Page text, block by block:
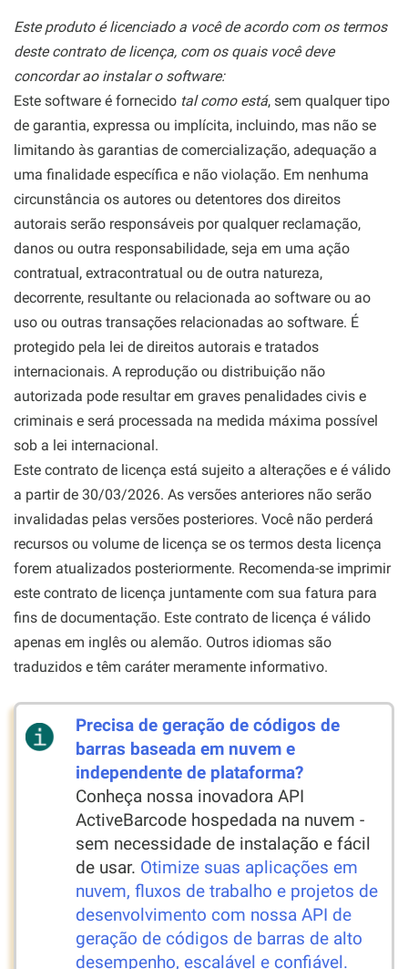
Este produto é licenciado a você de acordo com os termos
deste contrato de licença, com os quais você deve
concordar ao instalar o software:
Este software é fornecido tal como está, sem qualquer tipo
de garantia, expressa ou implícita, incluindo, mas não se
limitando às garantias de comercialização, adequação a
uma finalidade específica e não violação. Em nenhuma
circunstância os autores ou detentores dos direitos
autorais serão responsáveis por qualquer reclamação,
danos ou outra responsabilidade, seja em uma ação
contratual, extracontratual ou de outra natureza,
decorrente, resultante ou relacionada ao software ou ao
uso ou outras transações relacionadas ao software. É
protegido pela lei de direitos autorais e tratados
internacionais. A reprodução ou distribuição não
autorizada pode resultar em graves penalidades civis e
criminais e será processada na medida máxima possível
sob a lei internacional.
Este contrato de licença está sujeito a alterações e é válido
a partir de 30/03/2026. As versões anteriores não serão
invalidadas pelas versões posteriores. Você não perderá
recursos ou volume de licença se os termos desta licença
forem atualizados posteriormente. Recomenda-se imprimir
este contrato de licença juntamente com sua fatura para
fins de documentação. Este contrato de licença é válido
apenas em inglês ou alemão. Outros idiomas são
traduzidos e têm caráter meramente informativo.
Precisa de geração de códigos de
barras baseada em nuvem e
independente de plataforma?
Conheça nossa inovadora API
ActiveBarcode hospedada na nuvem -
sem necessidade de instalação e fácil
de usar. Otimize suas aplicações em
nuvem, fluxos de trabalho e projetos de
desenvolvimento com nossa API de
geração de códigos de barras de alto
desempenho, escalável e confiável.